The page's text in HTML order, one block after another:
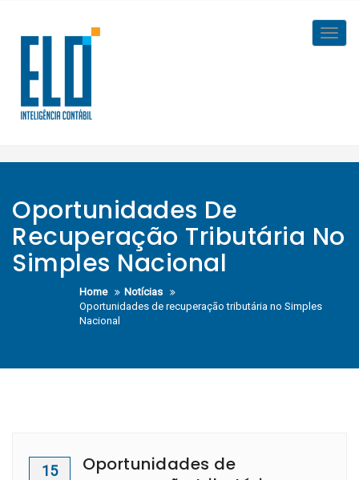
content
Oportunidades De
Recuperação Tributária No
Simples Nacional
Home
Notícias
Oportunidades de recuperação tributária no Simples
Nacional
15
Oportunidades de